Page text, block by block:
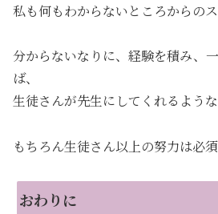
私も何もわからないところからのス
分からないなりに、経験を積み、
ば、
生徒さんが先生にしてくれるような
もちろん生徒さん以上の努力は必須
おわりに